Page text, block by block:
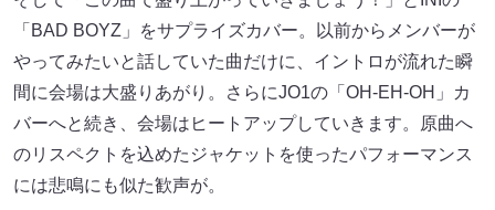
「BAD BOYZ」をサプライズカバー。以前からメンバーが
やってみたいと話していた曲だけに、イントロが流れた瞬
間に会場は大盛りあがり。さらにJO1の「OH-EH-OH」カ
バーへと続き、会場はヒートアップしていきます。原曲へ
のリスペクトを込めたジャケットを使ったパフォーマンス
には悲鳴にも似た歓声が。